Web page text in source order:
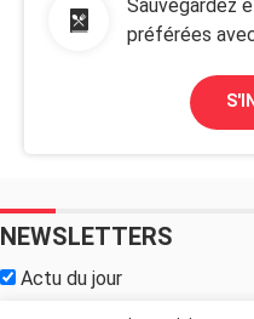
Sauvegardez
préférées
NEWSLETTERS
Actu du jour